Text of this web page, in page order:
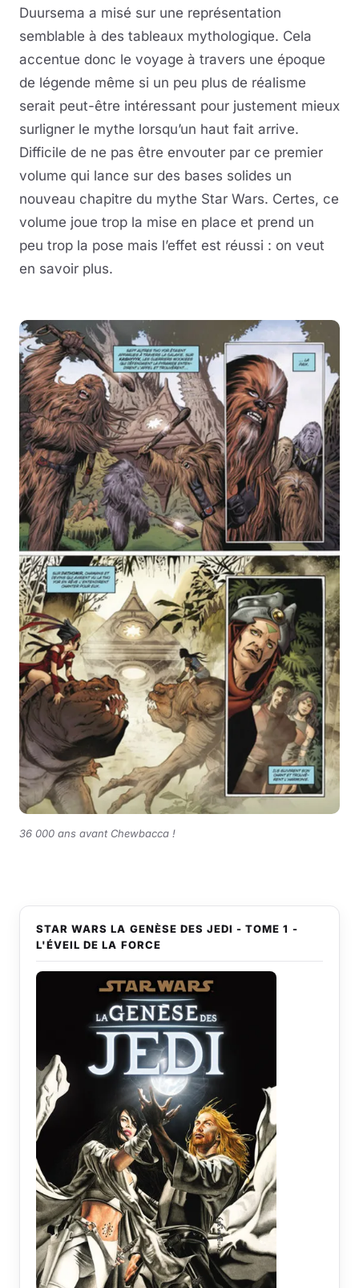
Duursema a misé sur une représentation
semblable à des tableaux mythologique. Cela
accentue donc le voyage à travers une époque
de légende même si un peu plus de réalisme
serait peut-être intéressant pour justement mieux
surligner le mythe lorsqu’un haut fait arrive.
Difficile de ne pas être envouter par ce premier
volume qui lance sur des bases solides un
nouveau chapitre du mythe Star Wars. Certes, ce
volume joue trop la mise en place et prend un
peu trop la pose mais l’effet est réussi : on veut
en savoir plus.
36 000 ans avant Chewbacca !
STAR WARS LA GENÈSE DES JEDI - TOME 1 -
L'ÉVEIL DE LA FORCE